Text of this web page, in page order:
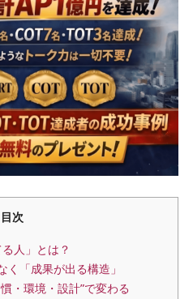
目次
人」とは？
く「成果が出る構造」
・環境・設計”で変わる